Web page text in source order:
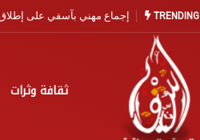
TRENDING آسفي… مدينة التاريخ
ثقافة وثرات